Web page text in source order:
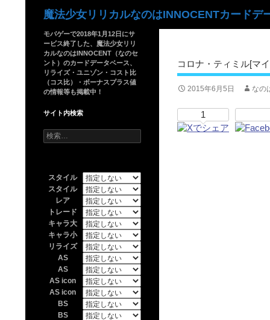
魔法少女リリカルなのはINNOCENTカードデ
コロナ・ティミル[マ
2015年6月5日 なの
1
モバゲーで2018年1月12日にサ
ービス終了した、魔法少女リリ
カルなのはINNOCENT（なのセ
ント）のカードデータベース、
リライズ・ユニゾン・コスト比
（コス比）・ボーナスプラス値
の情報等も掲載中！
サイト内検索
検
索:
スタイル
スタイル
レア
トレード
キャラ大
キャラ小
リライズ
AS
AS
AS icon
AS icon
BS
BS